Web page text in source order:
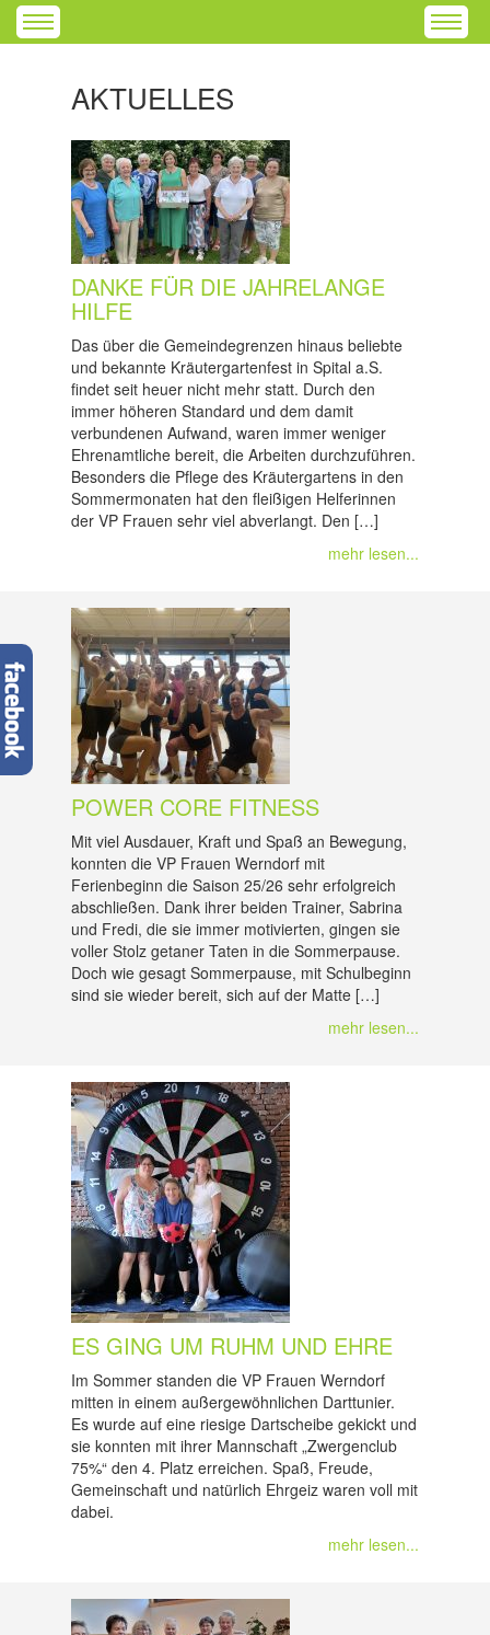
AKTUELLES
DANKE FÜR DIE JAHRELANGE
HILFE
Das über die Gemeindegrenzen hinaus beliebte
und bekannte Kräutergartenfest in Spital a.S.
findet seit heuer nicht mehr statt. Durch den
immer höheren Standard und dem damit
verbundenen Aufwand, waren immer weniger
Ehrenamtliche bereit, die Arbeiten durchzuführen.
Besonders die Pflege des Kräutergartens in den
Sommermonaten hat den fleißigen Helferinnen
der VP Frauen sehr viel abverlangt. Den […]
mehr lesen...
POWER CORE FITNESS
Mit viel Ausdauer, Kraft und Spaß an Bewegung,
konnten die VP Frauen Werndorf mit
Ferienbeginn die Saison 25/26 sehr erfolgreich
abschließen. Dank ihrer beiden Trainer, Sabrina
und Fredi, die sie immer motivierten, gingen sie
voller Stolz getaner Taten in die Sommerpause.
Doch wie gesagt Sommerpause, mit Schulbeginn
sind sie wieder bereit, sich auf der Matte […]
mehr lesen...
ES GING UM RUHM UND EHRE
Im Sommer standen die VP Frauen Werndorf
mitten in einem außergewöhnlichen Darttunier.
Es wurde auf eine riesige Dartscheibe gekickt und
sie konnten mit ihrer Mannschaft „Zwergenclub
75%“ den 4. Platz erreichen. Spaß, Freude,
Gemeinschaft und natürlich Ehrgeiz waren voll mit
dabei.
mehr lesen...